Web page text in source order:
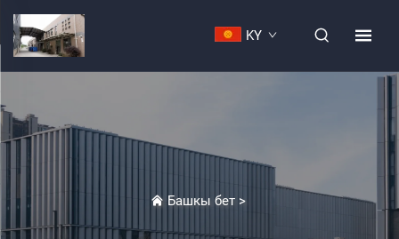
KY
Башкы бет>